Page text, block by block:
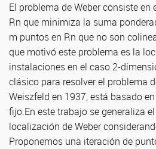
El problema de Weber consiste
Rn que minimiza la suma
m puntos en Rn que no son
que motivó este problema es la
instalaciones en el caso 2-
clásico para resolver el problema
Weiszfeld en 1937, está basado
fijo.En este trabajo se generaliza
localización de Weber
Proponemos una iteración de